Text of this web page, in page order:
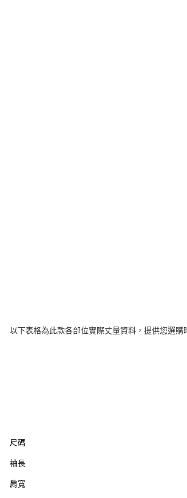
以下表格為此款各部位實際丈量資料，提供您選
尺碼
袖長
肩寬